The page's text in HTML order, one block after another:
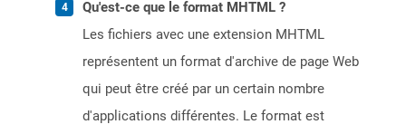
Qu'est-ce que le format MHTML ?
Les fichiers avec une extension MHTML
représentent un format d'archive de page Web
qui peut être créé par un certain nombre
d'applications différentes. Le format est